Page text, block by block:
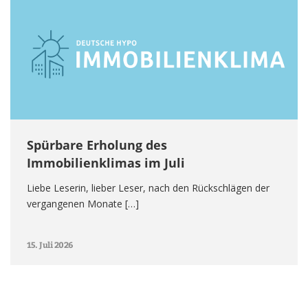
Spürbare Erholung des
Immobilienklimas im Juli
Liebe Leserin, lieber Leser, nach den Rückschlägen der
vergangenen Monate […]
15. Juli 2026